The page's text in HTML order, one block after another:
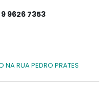
9626 7353
NA RUA PEDRO PRATES